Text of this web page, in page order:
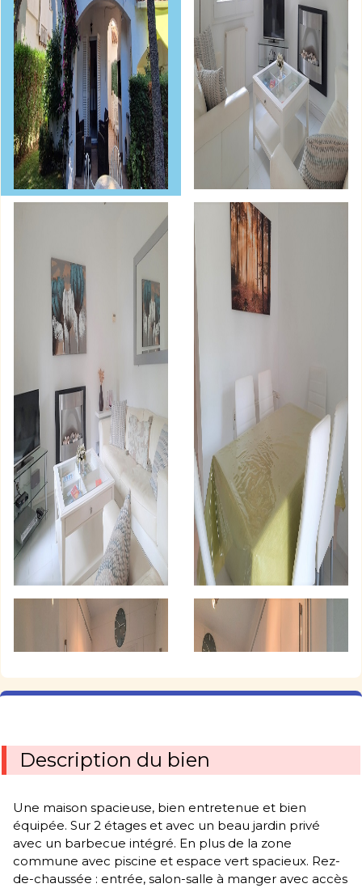
Description du bien
Une maison spacieuse, bien entretenue et bien
équipée. Sur 2 étages et avec un beau jardin privé
avec un barbecue intégré. En plus de la zone
commune avec piscine et espace vert spacieux. Rez-
de-chaussée : entrée, salon-salle à manger avec accès